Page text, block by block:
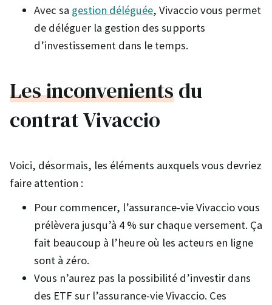
Avec sa gestion déléguée, Vivaccio vous permet
de déléguer la gestion des supports
d’investissement dans le temps.
Les inconvenientsdu
contrat Vivaccio
Voici, désormais, les éléments auxquels vous devriez
faire attention :
Pour commencer, l’assurance-vie Vivaccio vous
prélèvera jusqu’à 4 % sur chaque versement. Ça
fait beaucoup à l’heure où les acteurs en ligne
sont à zéro.
Vous n’aurez pas la possibilité d’investir dans
des ETF sur l’assurance-vie Vivaccio. Ces